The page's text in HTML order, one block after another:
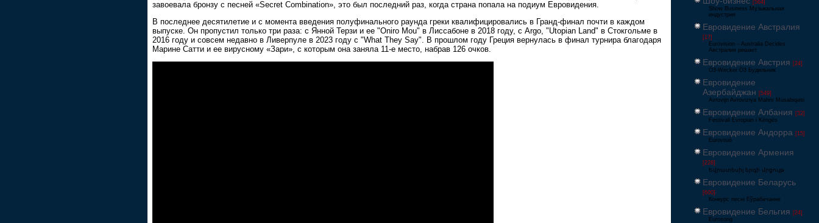
завоевала бронзу с песней «Secret Combination», это был последний раз, когда страна попала на подиум Евровидения.
В последнее десятилетие и с момента введения полуфинального раунда греки квалифицировались в Гранд-финал почти в каждом
выпуске. Он пропустил только три раза: с Янной Терзи и ее "Oniro Mou" в Лиссабоне в 2018 году, с Argo, "Utopian Land" в Стокгольме в
2016 году и совсем недавно в Ливерпуле в 2023 году с "What They Say". В прошлом году Греция вернулась в финал турнира благодаря
Марине Сатти и ее вирусному «Зари», с которым она заняла 11-е место, набрав 126 очков.
[564]
Show Business Музыкальная
индустрия
Евровидение Австралия
[17]
Eurovision – Australia Decides
Австралия решает
Евровидение Австрия [24]
Ö3-Wecker Ö3 Будильник
Евровидение
Азербайджан [549]
Avrovijn Avroviziya Mahnı Müsabiqəsi
Евровидение Албания [32]
Festivali Evropian i Këngës
Евровидение Андорра [15]
Eurovisió
Евровидение Армения
[228]
Եվրատեսիլ երգի մրցույթ
Евровидение Беларусь
[600]
Конкурс песні Еўрабачанне
Евровидение Бельгия [24]
Eurosong